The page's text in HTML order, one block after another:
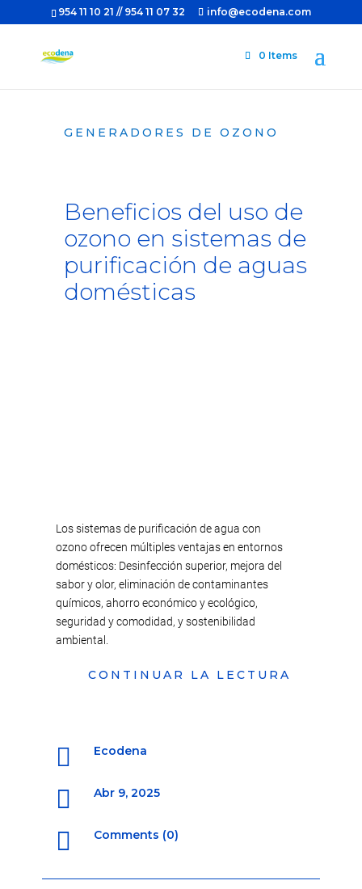
954 11 10 21 // 954 11 07 32 info@ecodena.com
0 Items
GENERADORES DE OZONO
Beneficios del uso de
ozono en sistemas de
purificación de aguas
domésticas
Los sistemas de purificación de agua con
ozono ofrecen múltiples ventajas en entornos
domésticos: Desinfección superior, mejora del
sabor y olor, eliminación de contaminantes
químicos, ahorro económico y ecológico,
seguridad y comodidad, y sostenibilidad
ambiental.
CONTINUAR LA LECTURA
 Ecodena
 Abr 9, 2025
 Comments (0)